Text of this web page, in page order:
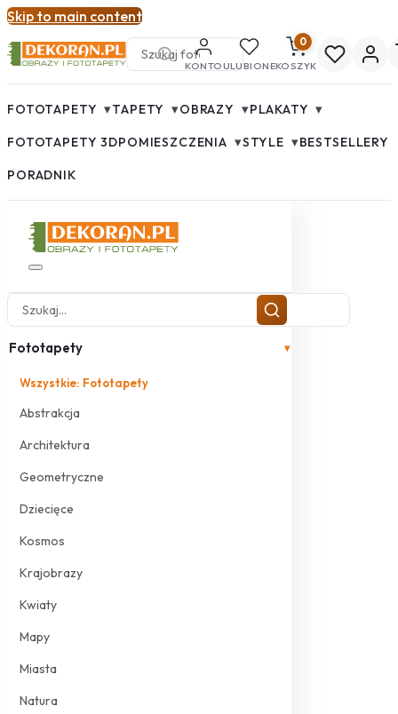
Skip to main content
KONTOULUBIONE
0
KOSZYK
FOTOTAPETY ▾TAPETY ▾OBRAZY ▾PLAKATY ▾
FOTOTAPETY 3DPOMIESZCZENIA ▾STYLE ▾BESTSELLERY
PORADNIK
Fototapety ▾
Wszystkie: Fototapety
Abstrakcja
Architektura
Geometryczne
Dziecięce
Kosmos
Krajobrazy
Kwiaty
Mapy
Miasta
Natura